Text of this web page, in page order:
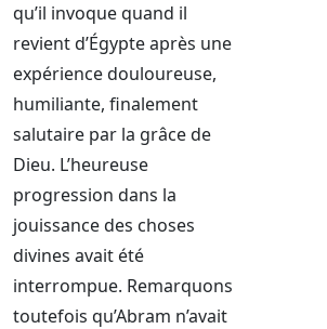
qu’il invoque quand il
revient d’Égypte après une
expérience douloureuse,
humiliante, finalement
salutaire par la grâce de
Dieu. L’heureuse
progression dans la
jouissance des choses
divines avait été
interrompue. Remarquons
toutefois qu’Abram n’avait